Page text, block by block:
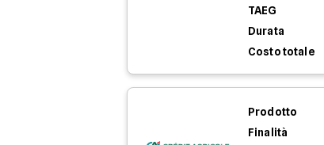
TAEG
Durata
Costo totale
Prodotto
Finalità